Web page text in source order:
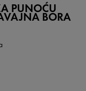
PUNOĆU
BORA